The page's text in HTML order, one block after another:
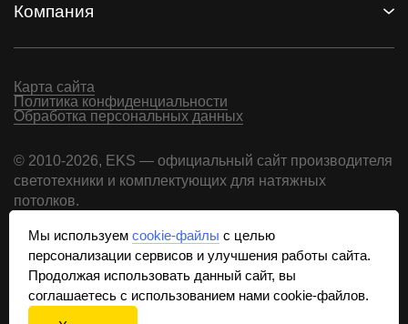
Компания
Карта сайта
Политика конфиденциальности
Обработка персональных данных
© 2010-2026, EKS — официальный сайт производителя
светотехники и комплектующих для натяжных
потолков.
письменном согласии и наличии обратной ссылки
на сайт.
Мы используем cookie-файлы с целью
персонализации сервисов и улучшения работы сайта.
Продолжая использовать данный сайт, вы
соглашаетесь с использованием нами cookie-файлов.